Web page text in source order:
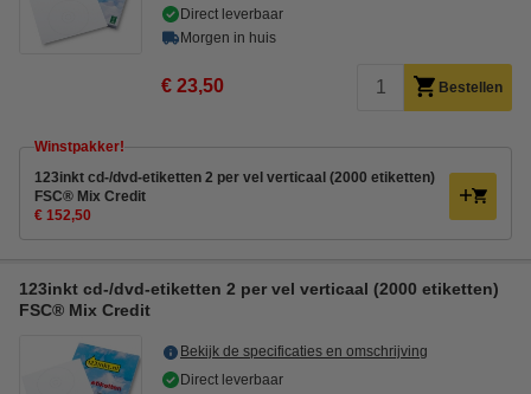
Direct leverbaar
Morgen in huis
€ 23,50 Bestellen
Winstpakker!
123inkt cd-/dvd-etiketten 2 per vel verticaal (2000 etiketten)
FSC® Mix Credit
€ 152,50
123inkt cd-/dvd-etiketten 2 per vel verticaal (2000 etiketten)
FSC® Mix Credit
Bekijk de specificaties en omschrijving
Direct leverbaar